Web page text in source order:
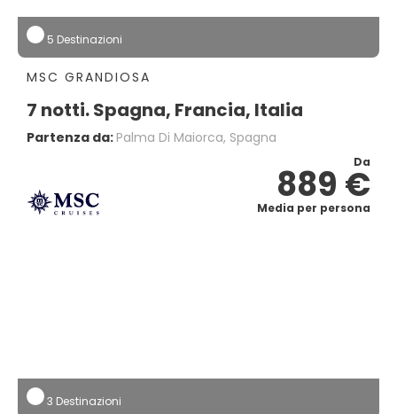
5 Destinazioni
MSC GRANDIOSA
7 notti. Spagna, Francia, Italia
Partenza da: Palma Di Maiorca, Spagna
Da
889 €
Media per persona
3 Destinazioni